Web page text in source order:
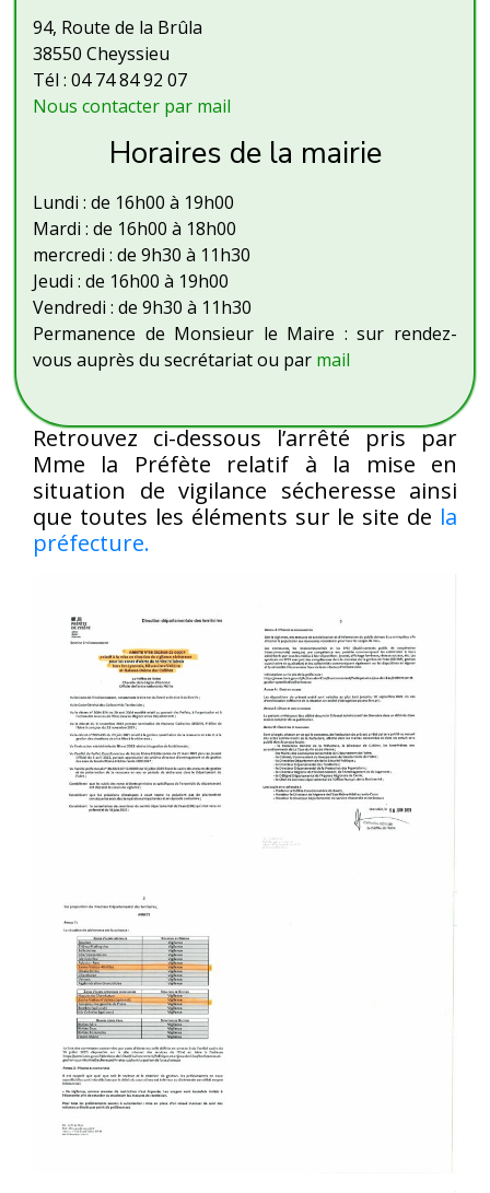
94, Route de la Brûla
38550 Cheyssieu
Tél : 04 74 84 92 07
Nous contacter par mail
Horaires de la mairie
Lundi : de 16h00 à 19h00
Mardi : de 16h00 à 18h00
mercredi : de 9h30 à 11h30
Jeudi : de 16h00 à 19h00
Vendredi : de 9h30 à 11h30
Permanence de Monsieur le Maire : sur rendez-
vous auprès du secrétariat ou par mail
Retrouvez ci-dessous l’arrêté pris par
Mme la Préfète relatif à la mise en
situation de vigilance sécheresse ainsi
que toutes les éléments sur le site de la
préfecture.